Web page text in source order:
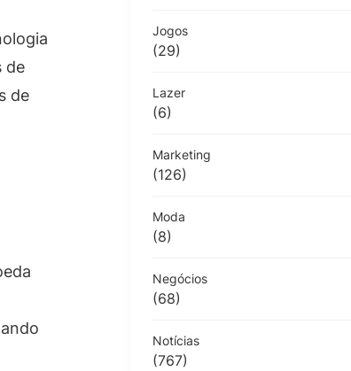
de
de
Jogos
(29)
Lazer
(6)
Marketing
(126)
Moda
(8)
Negócios
(68)
Notícias
(767)